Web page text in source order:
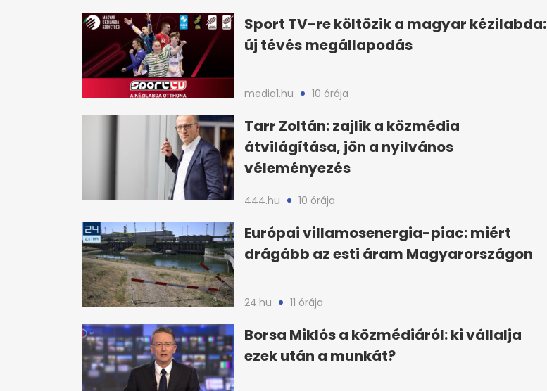
Sport TV-re költözik a magyar kézilabda:
új tévés megállapodás
media1.hu 10 órája
Tarr Zoltán: zajlik a közmédia
átvilágítása, jön a nyilvános
véleményezés
444.hu 10 órája
Európai villamosenergia-piac: miért
drágább az esti áram Magyarországon
24.hu 11 órája
Borsa Miklós a közmédiáról: ki vállalja
ezek után a munkát?